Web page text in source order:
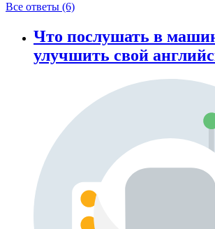
Все ответы (6)
Что послушать в
улучшить свой